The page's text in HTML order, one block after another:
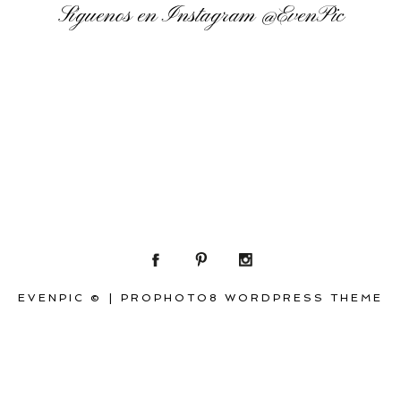
Síguenos en Instagram@EvenPic
EVENPIC © PROPHOTO8 WORDPRESS THEME